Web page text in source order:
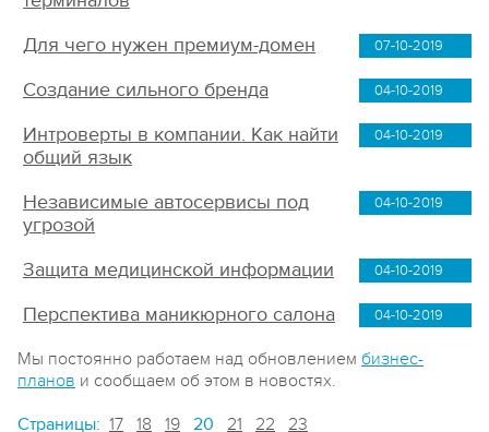
07-10-2019
Для чего нужен премиум-домен
04-10-2019
Создание сильного бренда
04-10-2019
Интроверты в компании. Как найти
общий язык
04-10-2019
Независимые автосервисы под
угрозой
04-10-2019
Защита медицинской информации
04-10-2019
Перспектива маникюрного салона
Мы постоянно работаем над обновлением бизнес-
планов и сообщаем об этом в новостях.
Страницы: 17 18 19 20 21 22 23